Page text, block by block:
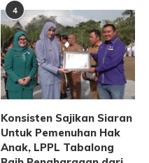
4
Konsisten Sajikan Siaran
Untuk Pemenuhan Hak
Anak, LPPL Tabalong